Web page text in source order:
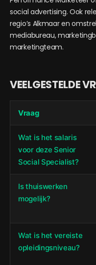
social advertising. Ook
regio’s Alkmaar en
mediabureau,
marketingteam.
VEELGESTELDE
Vraag
Wat is het salaris
voor deze Senior
Social Specialist?
Is thuiswerken
mogelijk?
Wat is het vereiste
opleidingsniveau?